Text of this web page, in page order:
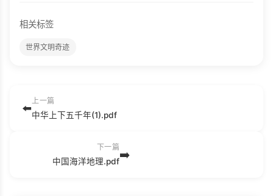
相关标签
世界文明奇迹
⬅️
上一篇
中华上下五千年(1).pdf
下一篇
中国海洋地理.pdf➡️